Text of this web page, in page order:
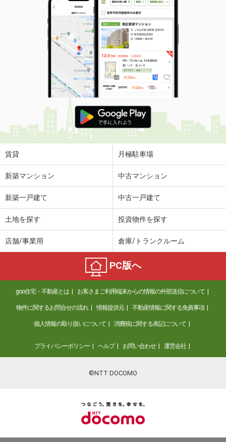
賃貸 月極駐車場
新築マンション 中古マンション
新築一戸建て 中古一戸建て
土地を探す 投資物件を探す
店舗/事業用 倉庫/トランクルーム
PC版へ
goo住宅・不動産とは お客さまご利用端末からの情報の外部送信について
物件に関するお問合せの流れ 情報提供元 不動産情報に関する免責事項
個人情報の取り扱いについて 消費税に関する表記について
プライバシーポリシー ヘルプ お問い合わせ 運営会社
©NTT DOCOMO